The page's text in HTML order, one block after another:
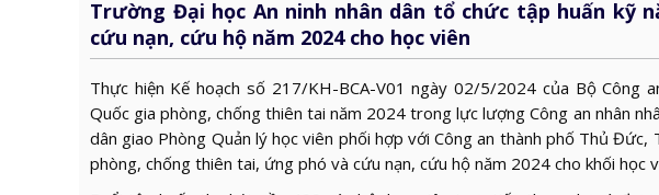
Trường Đại học An ninh nhân dân tổ chức tập huấn kỹ
cứu nạn, cứu hộ năm 2024 cho học viên
Thực hiện Kế hoạch số 217/KH-BCA-V01 ngày 02/5/2024 của Bộ Công
Quốc gia phòng, chống thiên tai năm 2024 trong lực lượng Công an nhân
dân giao Phòng Quản lý học viên phối hợp với Công an thành phố Thủ
phòng, chống thiên tai, ứng phó và cứu nạn, cứu hộ năm 2024 cho khối học